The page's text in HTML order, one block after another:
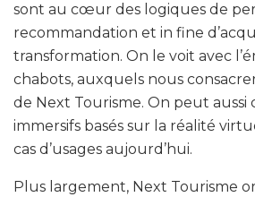
sont au cœur des logiques de
recommandation et in fine
transformation. On le voit avec
chabots, auxquels nous
de Next Tourisme. On peut aussi
immersifs basés sur la réalité
cas d’usages aujourd’hui.
Plus largement, Next Tourisme